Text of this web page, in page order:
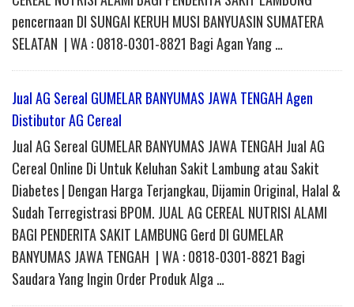
pencernaan DI SUNGAI KERUH MUSI BANYUASIN SUMATERA
SELATAN | WA : 0818-0301-8821 Bagi Agan Yang …
Jual AG Sereal GUMELAR BANYUMAS JAWA TENGAH Agen
Distibutor AG Cereal
Jual AG Sereal GUMELAR BANYUMAS JAWA TENGAH Jual AG
Cereal Online Di Untuk Keluhan Sakit Lambung atau Sakit
Diabetes | Dengan Harga Terjangkau, Dijamin Original, Halal &
Sudah Terregistrasi BPOM. JUAL AG CEREAL NUTRISI ALAMI
BAGI PENDERITA SAKIT LAMBUNG Gerd DI GUMELAR
BANYUMAS JAWA TENGAH | WA : 0818-0301-8821 Bagi
Saudara Yang Ingin Order Produk Alga …